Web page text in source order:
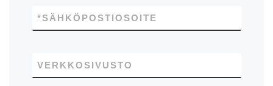
SÄHKÖPOSTIOSOITE
*
VERKKOSIVUSTO